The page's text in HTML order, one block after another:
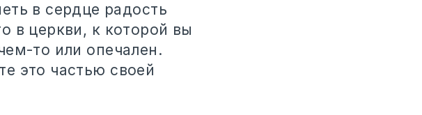
в сердце радость
в церкви, к которой вы
то или опечален.
это частью своей